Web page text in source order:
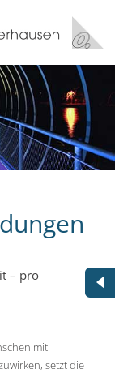
– pro
mit
setzt die